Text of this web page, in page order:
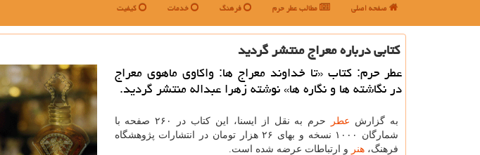
صفحه اصلی مطالب عطر حرم فرهنگ خدمات کیفیت
كتابی درباره معراج منتشر گردید
عطر حرم: كتاب «تا خداوند معراج ها: واكاوی ماهوی معراج
در نگاشته ها و نگاره ها» نوشته زهرا عبداله منتشر گردید.
به گزارش عطر
حرم به نقل از ایسنا، این كتاب در ۲۶۰ صفحه با
شمارگان ۱۰۰۰ نسخه و بهای ۲۶ هزار تومان در انتشارات پژوهشگاه
فرهنگ، هنر و ارتباطات عرضه شده است.